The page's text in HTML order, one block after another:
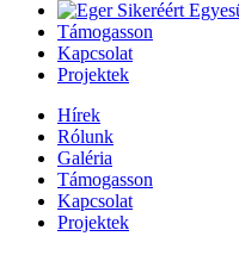
Támogasson
Kapcsolat
Projektek
Hírek
Rólunk
Galéria
Támogasson
Kapcsolat
Projektek